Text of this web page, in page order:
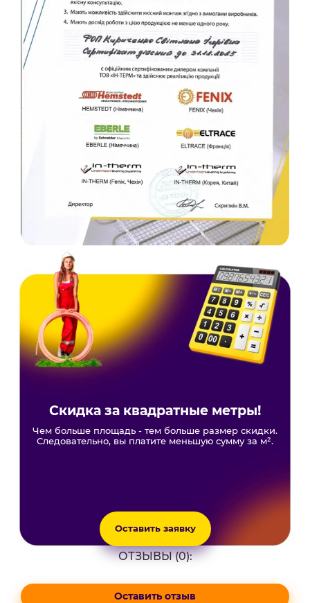
Скидка за квадратные метры!
Чем больше площадь - тем больше размер скидки.
Следовательно, вы платите меньшую сумму за м².
Оставить заявку
ОТЗЫВЫ (0):
Оставить отзыв